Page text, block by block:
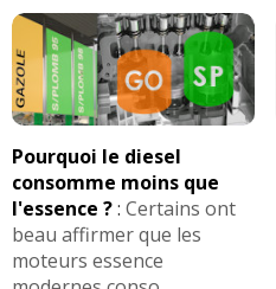
Pourquoi le diesel
consomme moins que
l'essence ?: Certains ont
beau affirmer que les
moteurs essence